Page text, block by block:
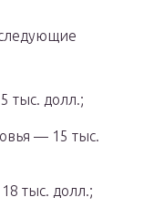
тыс. долл.;
— 15 тыс.
тыс. долл.;